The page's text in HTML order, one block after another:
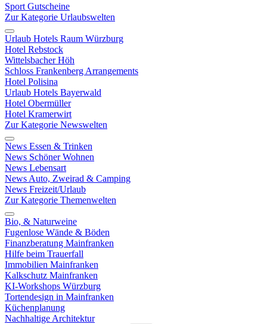
Sport Gutscheine
Zur Kategorie Urlaubswelten
Urlaub Hotels Raum Würzburg
Hotel Rebstock
Wittelsbacher Höh
Schloss Frankenberg Arrangements
Hotel Polisina
Urlaub Hotels Bayerwald
Hotel Obermüller
Hotel Kramerwirt
Zur Kategorie Newswelten
News Essen & Trinken
News Schöner Wohnen
News Lebensart
News Auto, Zweirad & Camping
News Freizeit/Urlaub
Zur Kategorie Themenwelten
Bio, & Naturweine
Fugenlose Wände & Böden
Finanzberatung Mainfranken
Hilfe beim Trauerfall
Immobilien Mainfranken
Kalkschutz Mainfranken
KI-Workshops Würzburg
Tortendesign in Mainfranken
Küchenplanung
Nachhaltige Architektur